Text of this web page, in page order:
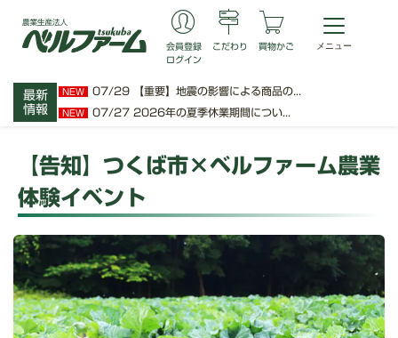
最新
情報
NEW 07/29 【重要】地震の影響による商品の...
NEW 07/27 2026年の夏季休業期間につい...
会員登録
ログイン
こだわり 買物かご
【告知】つくば市×ベルファーム農業
体験イベント